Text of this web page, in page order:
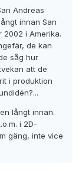
Andreas
innan San
2002 i Amerika.
de kan
såg hur
att de
i produktion
långt innan.
i 2D-
gäng, inte vice